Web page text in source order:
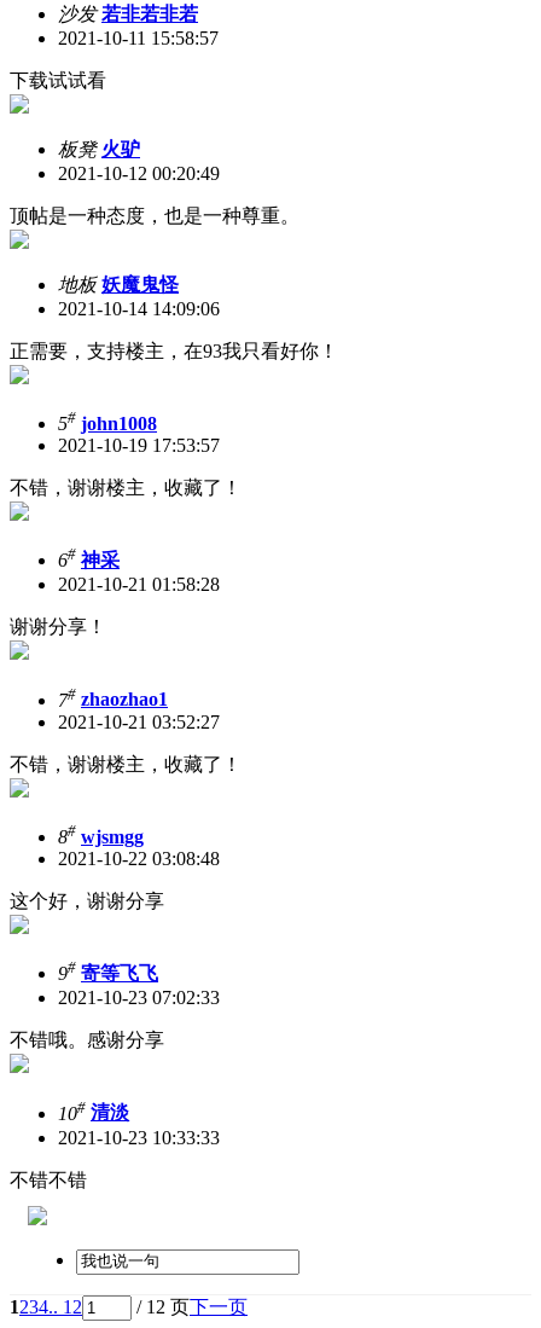
沙发 若非若非若
2021-10-11 15:58:57
下载试试看
板凳 火驴
2021-10-12 00:20:49
顶帖是一种态度，也是一种尊重。
地板 妖魔鬼怪
2021-10-14 14:09:06
正需要，支持楼主，在93我只看好你！
5# john1008
2021-10-19 17:53:57
不错，谢谢楼主，收藏了！
6# 神采
2021-10-21 01:58:28
谢谢分享！
7# zhaozhao1
2021-10-21 03:52:27
不错，谢谢楼主，收藏了！
8# wjsmgg
2021-10-22 03:08:48
这个好，谢谢分享
9# 寄等飞飞
2021-10-23 07:02:33
不错哦。感谢分享
10# 清淡
2021-10-23 10:33:33
不错不错
1234.. 12 / 12 页下一页